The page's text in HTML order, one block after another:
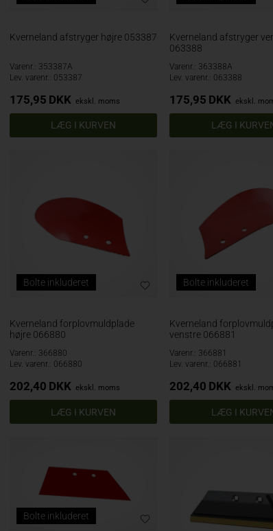
Kverneland afstryger højre 053387
Varenr.: 353387A
Lev. varenr.: 053387
175,95 DKK ekskl. moms
Kverneland afstryger
063388
Varenr.: 363388A
Lev. varenr.: 063388
175,95 DKK ekskl.
Bolte inkluderet
Kverneland forplovmuldplade
højre 066880
Varenr.: 366880
Lev. varenr.: 066880
202,40 DKK ekskl. moms
Bolte inkluderet
Kverneland
venstre 066881
Varenr.: 366881
Lev. varenr.: 066881
202,40 DKK ekskl.
Bolte inkluderet